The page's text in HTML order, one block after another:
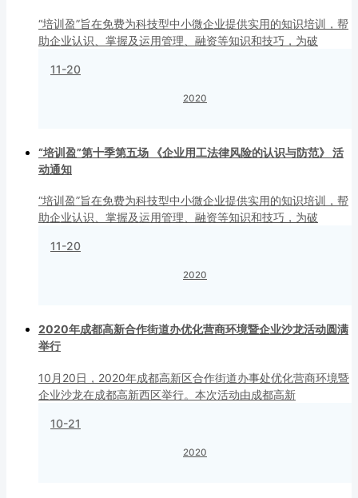
“培训盈”旨在免费为科技型中小微企业提供实用的知识培训，帮
助企业认识、掌握及运用管理、融资等知识和技巧，为破
11-20
2020
“培训盈”第十季第五场 《企业用工法律风险的认识与防范》 活
动通知
“培训盈”旨在免费为科技型中小微企业提供实用的知识培训，帮
助企业认识、掌握及运用管理、融资等知识和技巧，为破
11-20
2020
2020年成都高新合作街道办优化营商环境暨企业沙龙活动圆满
举行
10月20日，2020年成都高新区合作街道办事处优化营商环境暨
企业沙龙在成都高新西区举行。本次活动由成都高新
10-21
2020